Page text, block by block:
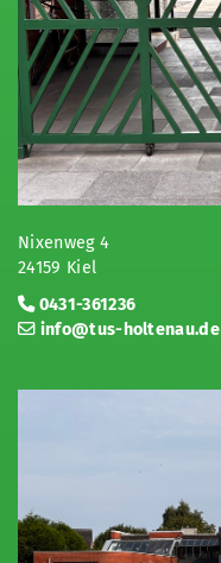
Nixenweg 4
24159 Kiel
0431-361236
info@tus-holtenau.de